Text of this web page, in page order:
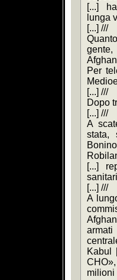
[...]
lunga
[...] ///
Per
[...] ///
Dopo
[...] ///
A
stata,
[...]
[...] ///
A
Kabul